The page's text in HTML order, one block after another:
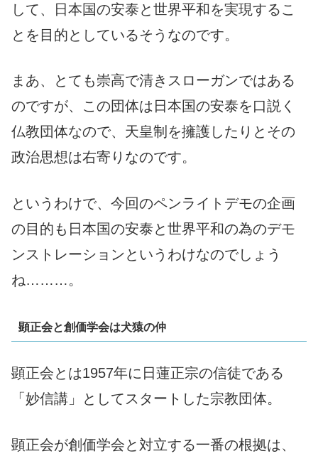
して、日本国の安泰と世界平和を実現するこ
とを目的としているそうなのです。
まあ、とても崇高で清きスローガンではある
のですが、この団体は日本国の安泰を口説く
仏教団体なので、天皇制を擁護したりとその
政治思想は右寄りなのです。
というわけで、今回のペンライトデモの企画
の目的も日本国の安泰と世界平和の為のデモ
ンストレーションというわけなのでしょう
ね………。
顕正会と創価学会は犬猿の仲
顕正会とは1957年に日蓮正宗の信徒である
「妙信講」としてスタートした宗教団体。
顕正会が創価学会と対立する一番の根拠は、